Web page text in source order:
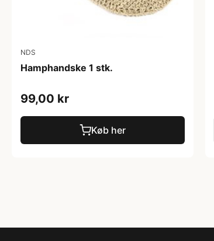
NDS
Hamphandske 1 stk.
99,00 kr
Køb her